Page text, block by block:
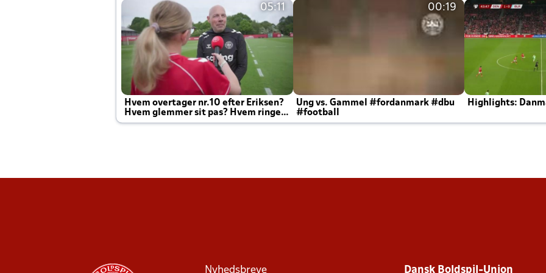
05:11
Hvem overtager nr.10 efter Eriksen?
Hvem glemmer sit pas? Hvem ringer
Joachim altid til efter kampe?
00:19
Ung vs. Gammel #fordanmark #dbu
#football
Highlights:
Nyhedsbreve Dansk Boldspil-Union